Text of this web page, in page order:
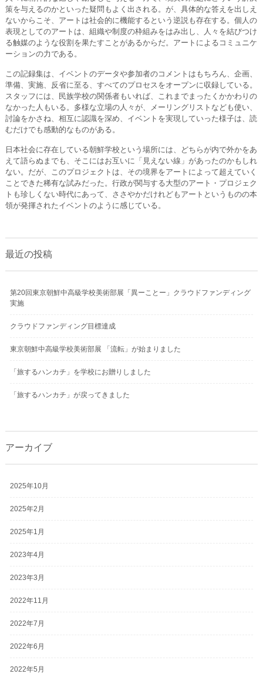
策を与えるのかといった疑問もよく出される。が、具体的な答えを出しえ
ないからこそ、アートは社会的に機能するという逆説も存在する。個人の
表現としてのアートは、組織や制度の枠組みをはみ出し、人々を結びつけ
る触媒のような役割を果たすことがあるからだ。アートによるコミュニケ
ーションの力である。
この記録集は、イベントのデータや参加者のコメントはもちろん、企画、
準備、実施、反省に至る、すべてのプロセスをオープンに収録している。
スタッフには、民族学校の関係者もいれば、これまでまったくかかわりの
なかった人もいる。多様な立場の人々が、メーリングリストなども使い、
討論をかさね、相互に認識を深め、イベントを実現していった様子は、読
むだけでも感動的なものがある。
日本社会に存在している朝鮮学校という場所には、どちらが内で外かをあ
えて語らぬまでも、そこにはお互いに「見えない線」があったのかもしれ
ない。だが、このプロジェクトは、その境界をアートによって超えていく
ことできた稀有な試みだった。行政が関与する大型のアート・プロジェク
トも珍しくない時代にあって、ささやかだけれどもアートというものの本
領が発揮されたイベントのように感じている。
最近の投稿
第20回東京朝鮮中高級学校美術部展「異ーことー」クラウドファンディング
実施
クラウドファンディング目標達成
東京朝鮮中高級学校美術部展 「流転」が始まりました
「旅するハンカチ」を学校にお贈りしました
「旅するハンカチ」が戻ってきました
アーカイブ
2025年10月
2025年2月
2025年1月
2023年4月
2023年3月
2022年11月
2022年7月
2022年6月
2022年5月